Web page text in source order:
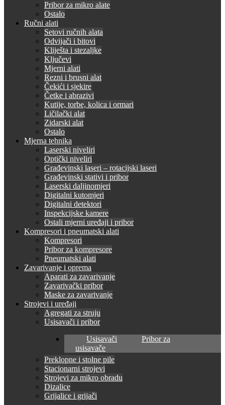
Pribor za mikro alate
Ostalo
Ručni alati
Setovi ručnih alata
Odvijači i bitovi
Kliješta i stezaljke
Ključevi
Mjerni alati
Rezni i brusni alat
Čekići i sjekire
Četke i abrazivi
Kutije, torbe, kolica i ormari
Ličilački alat
Zidarski alat
Ostalo
Mjerna tehnika
Laserski niveliri
Optički niveliri
Građevinski laseri – rotacijski laseri
Građevinski stativi i pribor
Laserski daljinomjeri
Digitalni kutomjeri
Digitalni detektori
Inspekcijske kamere
Ostali mjerni uređaji i pribor
Kompresori i pneumatski alati
Kompresori
Pribor za kompresore
Pneumatski alati
Zavarivanje i oprema
Aparati za zavarivanje
Zavarivački pribor
Maske za zavarivanje
Strojevi i uređaji
Agregati za struju
Usisavači i pribor
Usisavači
Pribor za
usisavače
Preklopne i stolne pile
Stacionarni strojevi
Strojevi za mikro obradu
Dizalice
Grijalice i grijači